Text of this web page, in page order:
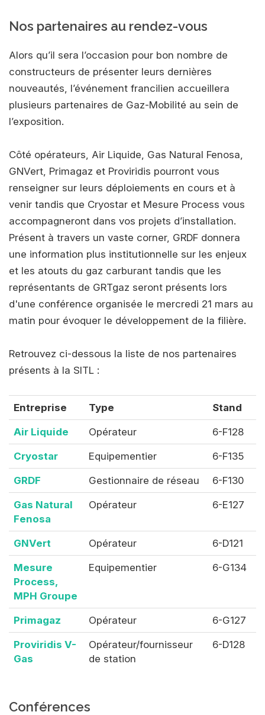
Nos partenaires au rendez-vous
Alors qu’il sera l’occasion pour bon nombre de
constructeurs de présenter leurs dernières
nouveautés, l’événement francilien accueillera
plusieurs partenaires de Gaz-Mobilité au sein de
l’exposition.
Côté opérateurs, Air Liquide, Gas Natural Fenosa,
GNVert, Primagaz et Proviridis pourront vous
renseigner sur leurs déploiements en cours et à
venir tandis que Cryostar et Mesure Process vous
accompagneront dans vos projets d’installation.
Présent à travers un vaste corner, GRDF donnera
une information plus institutionnelle sur les enjeux
et les atouts du gaz carburant tandis que les
représentants de GRTgaz seront présents lors
d'une conférence organisée le mercredi 21 mars au
matin pour évoquer le développement de la filière.
Retrouvez ci-dessous la liste de nos partenaires
présents à la SITL :
Entreprise Type Stand
Air Liquide Opérateur 6-F128
Cryostar Equipementier 6-F135
GRDF Gestionnaire de réseau 6-F130
Gas Natural
Fenosa
Opérateur 6-E127
GNVert Opérateur 6-D121
Mesure
Process,
MPH Groupe
Equipementier 6-G134
Primagaz Opérateur 6-G127
Proviridis V-
Gas
Opérateur/fournisseur
de station
6-D128
Conférences